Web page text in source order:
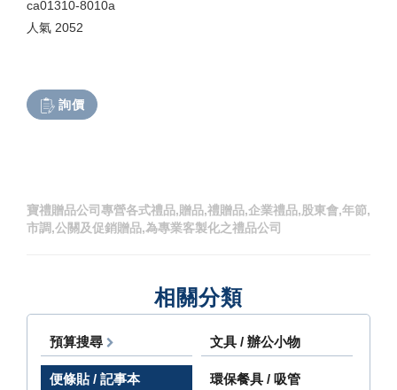
ca01310-8010a
人氣 2052
詢價
寶禮贈品公司專營各式禮品,贈品,禮贈品,企業禮品,股東會,年節,
市調,公關及促銷贈品,為專業客製化之禮品公司
相關分類
預算搜尋 文具 / 辦公小物
便條貼 / 記事本 環保餐具 / 吸管